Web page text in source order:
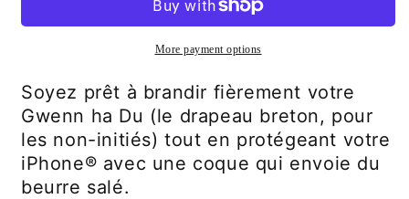
avec
Breton
iPhone®
avec
MagSafe®
Breton
More payment options
Soyez prêt à brandir fièrement votre
Gwenn ha Du (le drapeau breton, pour
les non-initiés) tout en protégeant votre
iPhone® avec une coque qui envoie du
beurre salé.